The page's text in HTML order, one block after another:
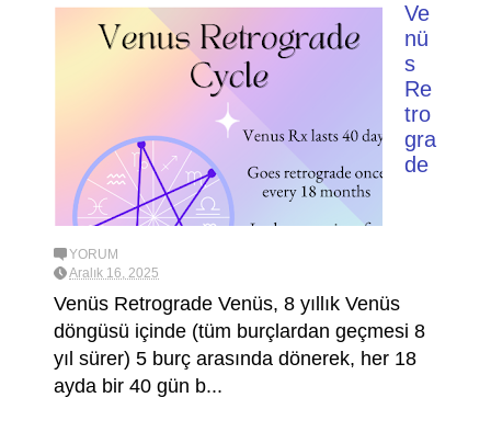
Ve
nü
s
Re
tro
gra
de
YORUM
Aralık 16, 2025
Venüs Retrograde Venüs, 8 yıllık Venüs
döngüsü içinde (tüm burçlardan geçmesi 8
yıl sürer) 5 burç arasında dönerek, her 18
ayda bir 40 gün b...